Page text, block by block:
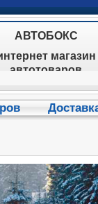
АВТОБОКС
магазин
автотоваров